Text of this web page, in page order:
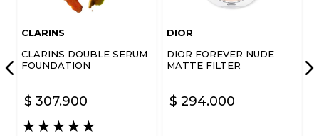
CLARINS
CLARINS DOUBLE SERUM
FOUNDATION
$ 307.900
★★★★★
DIOR
DIOR FOREVER NUDE
MATTE FILTER
$ 294.000